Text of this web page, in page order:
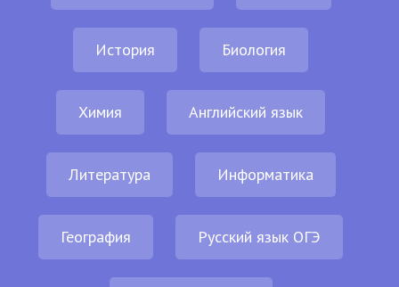
История Биология
Химия Английский язык
Литература Информатика
География Русский язык ОГЭ